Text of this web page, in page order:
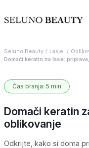
Seluno Beauty Lasje
Domači keratin za lase:
Čas branja: 5 min
Domači keratin
oblikovanje
Odkrijte, kako si doma